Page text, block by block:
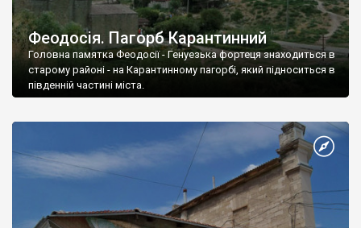
Феодосія. Пагорб Карантинний
Головна памятка Феодосії - Генуезька фортеця знаходиться в
старому районі - на Карантинному пагорбі, який підноситься в
південній частині міста.